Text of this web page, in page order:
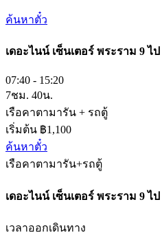
ค้นหาตั๋ว
เดอะไนน์ เซ็นเตอร์ พระราม 9​ไป
07:40 - 15:20
7ชม. 40น.
เรือคาตามารัน + รถตู้
เริ่มต้น ฿1,100
ค้นหาตั๋ว
เรือคาตามารัน+รถตู้
เดอะไนน์ เซ็นเตอร์ พระราม 9​ไป
เวลาออกเดินทาง